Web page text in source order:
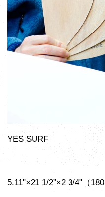
YES SURF
5.11"×21 1/2”×2 3/4"（